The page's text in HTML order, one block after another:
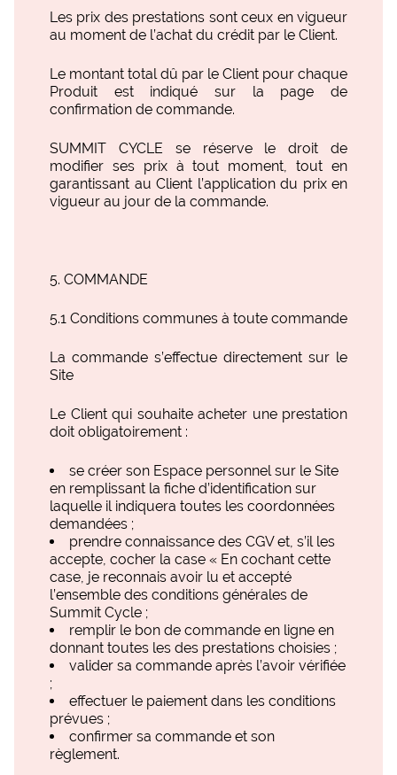
Les prix des prestations sont ceux en vigueur
au moment de l’achat du crédit par le Client.
Le montant total dû par le Client pour chaque
Produit est indiqué sur la page de
confirmation de commande.
SUMMIT CYCLE se réserve le droit de
modifier ses prix à tout moment, tout en
garantissant au Client l’application du prix en
vigueur au jour de la commande.
COMMANDE
5.1 Conditions communes à toute commande
La commande s’effectue directement sur le
Site
Le Client qui souhaite acheter une prestation
doit obligatoirement :
se créer son Espace personnel sur le Site
en remplissant la fiche d’identification sur
laquelle il indiquera toutes les coordonnées
demandées ;
prendre connaissance des CGV et, s’il les
accepte, cocher la case « En cochant cette
case, je reconnais avoir lu et accepté
l’ensemble des conditions générales de
Summit Cycle ;
remplir le bon de commande en ligne en
donnant toutes les des prestations choisies ;
valider sa commande après l’avoir vérifiée
;
effectuer le paiement dans les conditions
prévues ;
confirmer sa commande et son
règlement.